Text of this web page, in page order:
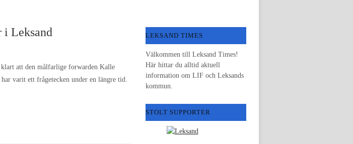
i Leksand
att den målfarlige forwarden Kalle
varit ett frågetecken under en längre tid.
LEKSAND TIMES
Välkommen till Leksand Times!
Här hittar du alltid aktuell
information om LIF och Leksands
kommun.
STOLT SUPPORTER